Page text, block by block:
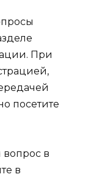
При
посетите
вопрос в
в